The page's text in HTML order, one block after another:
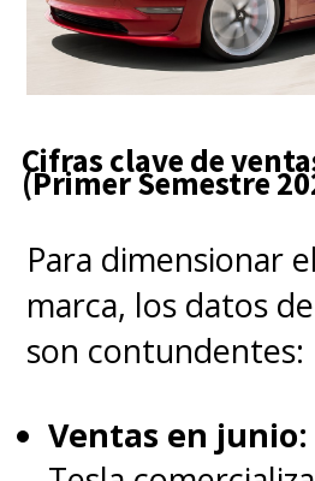
Cifras clave de
(Primer Semestre
Para dimensionar
marca, los datos
son contundentes:
Ventas en junio: